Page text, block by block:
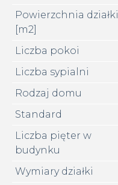
Powierzchnia działki
[m2]
Liczba pokoi
Liczba sypialni
Rodzaj domu
Standard
Liczba pięter w
budynku
Wymiary działki